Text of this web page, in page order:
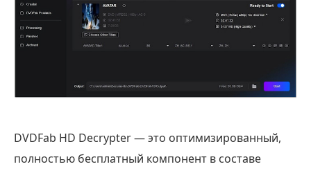
DVDFab HD Decrypter — это оптимизированный,
полностью бесплатный компонент в составе